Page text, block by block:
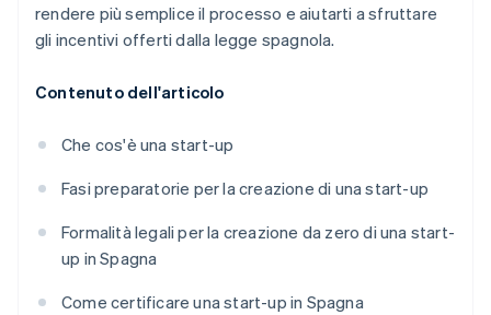
rendere più semplice il processo e aiutarti a sfruttare
gli incentivi offerti dalla legge spagnola.
Contenuto dell'articolo
Che cos'è una start-up
Fasi preparatorie per la creazione di una start-up
Formalità legali per la creazione da zero di una start-
up in Spagna
Come certificare una start-up in Spagna